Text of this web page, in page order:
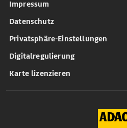
Impressum
Datenschutz
Privatsphäre-Einstellungen
Digitalregulierung
Karte lizenzieren